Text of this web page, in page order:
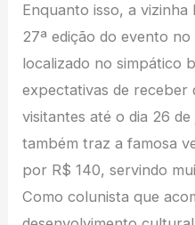
Enquanto isso, a vizinha
27ª edição do evento
localizado no simpático
expectativas de receber
visitantes até o dia 26
também traz a famosa
por R$ 140, servindo
Como colunista que